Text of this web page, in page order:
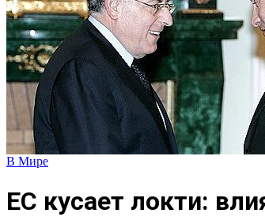
В Мире
ЕС кусает локти: